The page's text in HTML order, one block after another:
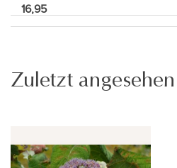
16,95
Zuletzt angesehen